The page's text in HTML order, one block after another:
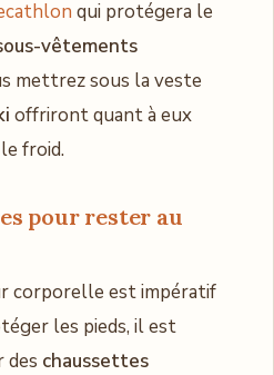
qui protégera le
vêtements
mettrez sous la veste
offriront quant à eux
froid.
pour rester au
corporelle est impératif
les pieds, il est
des chaussettes